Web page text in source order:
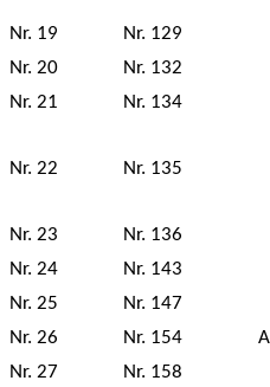
Nr. 19
Nr. 129
Nr. 20
Nr. 132
Nr. 21 Nr. 134
Nr. 22 Nr. 135
Nr. 23
Nr. 136
Nr. 24
Nr. 143
Nr. 25
Nr. 147
Nr. 26 Nr. 154
Nr. 27
Nr. 158